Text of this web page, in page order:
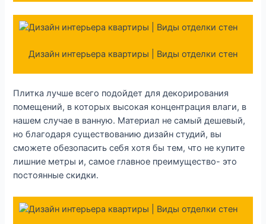
Дизайн интерьера квартиры | Виды отделки стен
Плитка лучше всего подойдет для декорирования
помещений, в которых высокая концентрация влаги, в
нашем случае в ванную. Материал не самый дешевый,
но благодаря существованию дизайн студий, вы
сможете обезопасить себя хотя бы тем, что не купите
лишние метры и, самое главное преимущество- это
постоянные скидки.